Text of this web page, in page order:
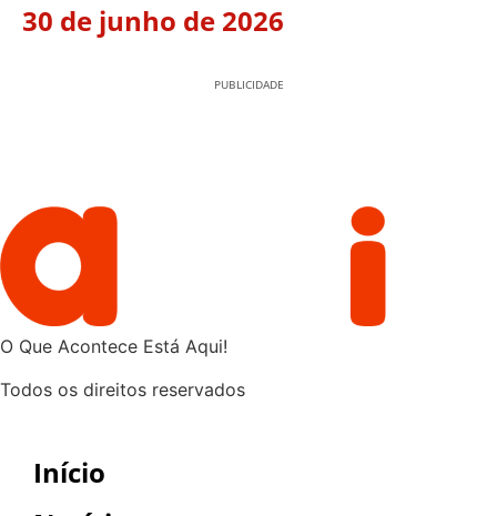
30 de junho de 2026
PUBLICIDADE
O Que Acontece Está Aqui!
Todos os direitos reservados
Início